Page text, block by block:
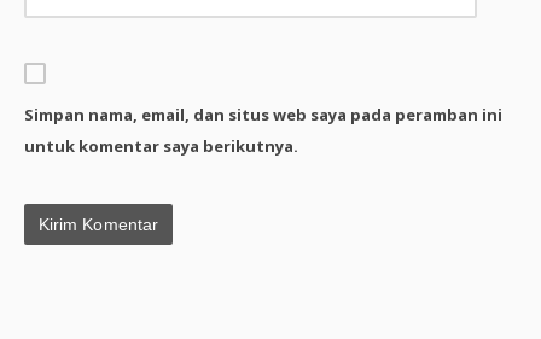
Simpan nama, email, dan situs web saya pada peramban ini
untuk komentar saya berikutnya.